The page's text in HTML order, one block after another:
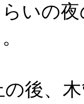
いの
後、